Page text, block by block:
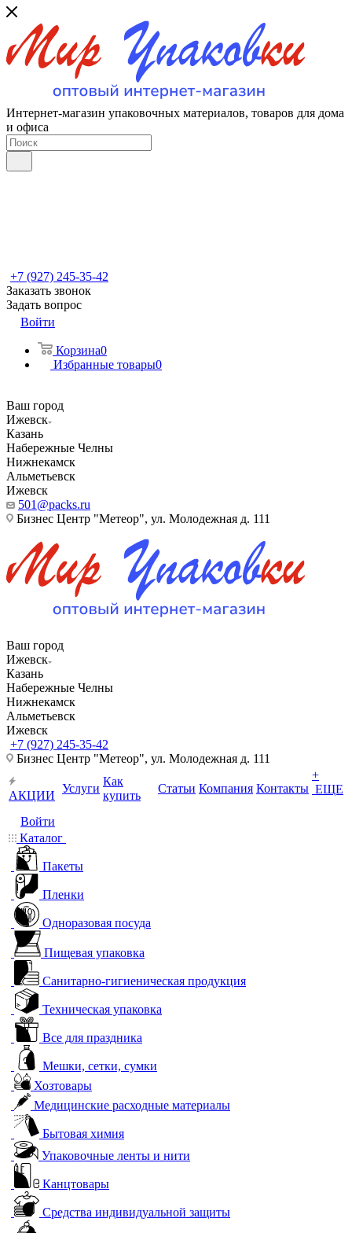
Интернет-магазин упаковочных материалов, товаров для дома
и офиса
+7 (927) 245-35-42
Заказать звонок
Задать вопрос
Войти
Корзина0
Избранные товары0
Ваш город
Ижевск
Казань
Набережные Челны
Нижнекамск
Альметьевск
Ижевск
501@packs.ru
Бизнес Центр "Метеор", ул. Молодежная д. 111
Ваш город
Ижевск
Казань
Набережные Челны
Нижнекамск
Альметьевск
Ижевск
+7 (927) 245-35-42
Бизнес Центр "Метеор", ул. Молодежная д. 111
АКЦИИ
Услуги
Как
купить
Статьи Компания Контакты
+
ЕЩЕ
Войти
Каталог
Пакеты
Пленки
Одноразовая посуда
Пищевая упаковка
Санитарно-гигиеническая продукция
Техническая упаковка
Все для праздника
Мешки, сетки, сумки
Хозтовары
Медицинские расходные материалы
Бытовая химия
Упаковочные ленты и нити
Канцтовары
Средства индивидуальной защиты